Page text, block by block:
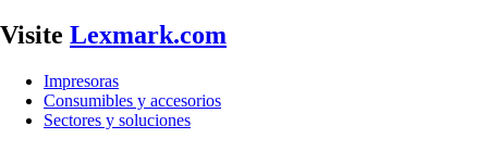
Visite Lexmark.com
Impresoras
Consumibles y accesorios
Sectores y soluciones